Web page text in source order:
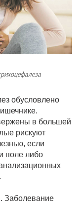
обусловлено
в большей
рискуют
если
поле либо
Заболевание